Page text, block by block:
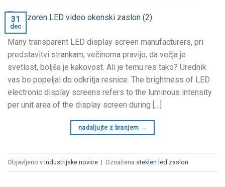
31
dec
Many transparent LED display screen manufacturers, pri
predstavitvi strankam, večinoma pravijo, da večja je
svetlost, boljša je kakovost. Ali je temu res tako? Urednik
vas bo popeljal do odkritja resnice. The brightness of LED
electronic display screens refers to the luminous intensity
per unit area of the display screen during […]
nadaljujte z branjem →
Objavljeno v industrijske novice | Označena steklen led zaslon